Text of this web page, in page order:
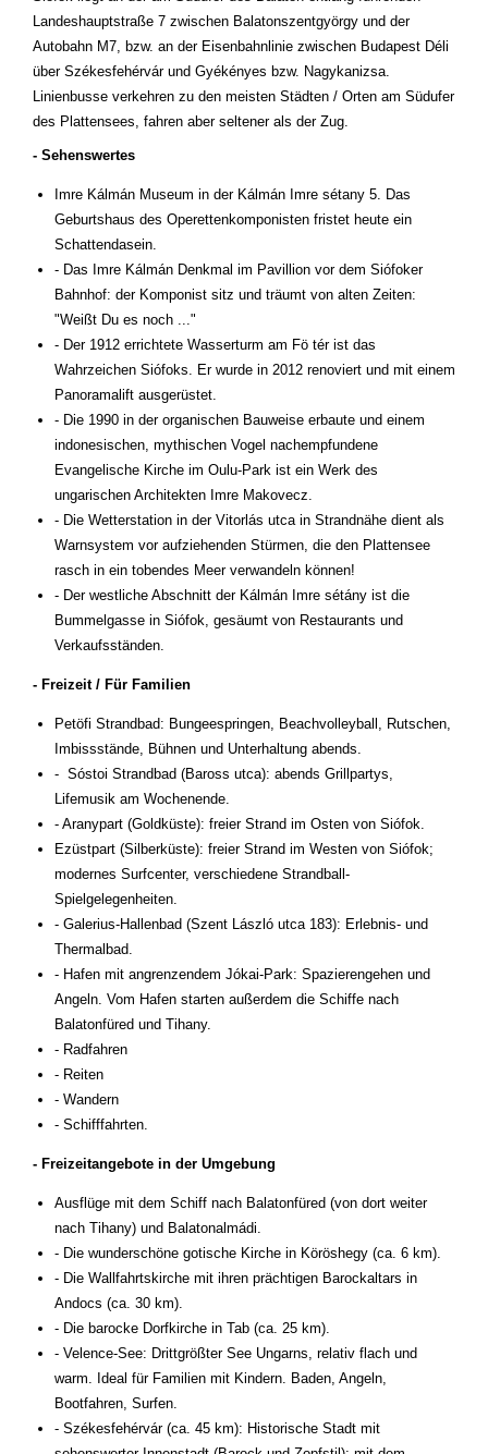
Landeshauptstraße 7 zwischen Balatonszentgyörgy und der
Autobahn M7, bzw. an der Eisenbahnlinie zwischen Budapest Déli
über Székesfehérvár und Gyékényes bzw. Nagykanizsa.
Linienbusse verkehren zu den meisten Städten / Orten am Südufer
des Plattensees, fahren aber seltener als der Zug.
- Sehenswertes
Imre Kálmán Museum in der Kálmán Imre sétany 5. Das
Geburtshaus des Operettenkomponisten fristet heute ein
Schattendasein.
- Das Imre Kálmán Denkmal im Pavillion vor dem Siófoker
Bahnhof: der Komponist sitz und träumt von alten Zeiten:
"Weißt Du es noch ..."
- Der 1912 errichtete Wasserturm am Fö tér ist das
Wahrzeichen Siófoks. Er wurde in 2012 renoviert und mit einem
Panoramalift ausgerüstet.
- Die 1990 in der organischen Bauweise erbaute und einem
indonesischen, mythischen Vogel nachempfundene
Evangelische Kirche im Oulu-Park ist ein Werk des
ungarischen Architekten Imre Makovecz.
- Die Wetterstation in der Vitorlás utca in Strandnähe dient als
Warnsystem vor aufziehenden Stürmen, die den Plattensee
rasch in ein tobendes Meer verwandeln können!
- Der westliche Abschnitt der Kálmán Imre sétány ist die
Bummelgasse in Siófok, gesäumt von Restaurants und
Verkaufsständen.
- Freizeit / Für Familien
Petöfi Strandbad: Bungeespringen, Beachvolleyball, Rutschen,
Imbissstände, Bühnen und Unterhaltung abends.
- Sóstoi Strandbad (Baross utca): abends Grillpartys,
Lifemusik am Wochenende.
- Aranypart (Goldküste): freier Strand im Osten von Siófok.
Ezüstpart (Silberküste): freier Strand im Westen von Siófok;
modernes Surfcenter, verschiedene Strandball-
Spielgelegenheiten.
- Galerius-Hallenbad (Szent László utca 183): Erlebnis- und
Thermalbad.
- Hafen mit angrenzendem Jókai-Park: Spazierengehen und
Angeln. Vom Hafen starten außerdem die Schiffe nach
Balatonfüred und Tihany.
- Radfahren
- Reiten
- Wandern
- Schifffahrten.
- Freizeitangebote in der Umgebung
Ausflüge mit dem Schiff nach Balatonfüred (von dort weiter
nach Tihany) und Balatonalmádi.
- Die wunderschöne gotische Kirche in Köröshegy (ca. 6 km).
- Die Wallfahrtskirche mit ihren prächtigen Barockaltars in
Andocs (ca. 30 km).
- Die barocke Dorfkirche in Tab (ca. 25 km).
- Velence-See: Drittgrößter See Ungarns, relativ flach und
warm. Ideal für Familien mit Kindern. Baden, Angeln,
Bootfahren, Surfen.
- Székesfehérvár (ca. 45 km): Historische Stadt mit